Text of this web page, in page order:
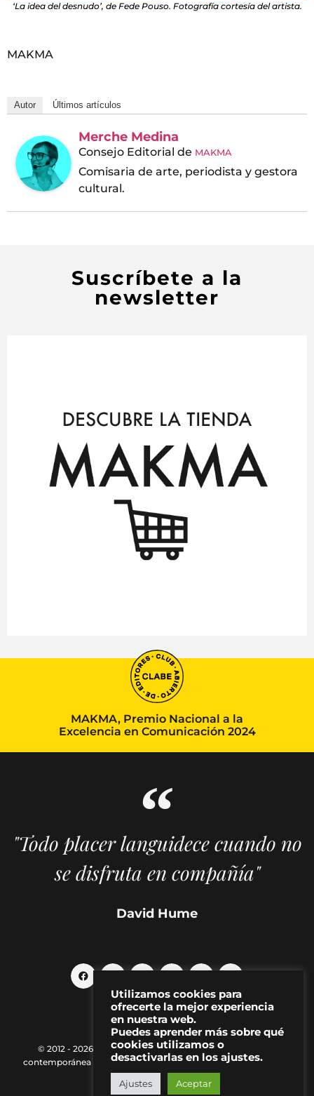
‘La idea del desnudo’, de Fede Pouso. Fotografía cortesía del artista.
MAKMA
Autor Últimos artículos
Merche Medina
Consejo Editorial de MAKMA
Comisaria de arte, periodista y gestora
cultural.
Suscríbete a la
newsletter
MAKMA, Premio Nacional a la
Excelencia en Comunicación 2024
"Todo placer languidece cuando no
se disfruta en compañía"
David Hume
© 2012 - 2026 MAKMA | Revista de artes visuales y cultura
contemporánea |
Política de Privacidad| Aviso Legal|Contacto
Utilizamos cookies para
ofrecerte la mejor experiencia
en nuestra web.
Puedes aprender más sobre qué
cookies utilizamos o
desactivarlas en los ajustes.
Ajustes Aceptar